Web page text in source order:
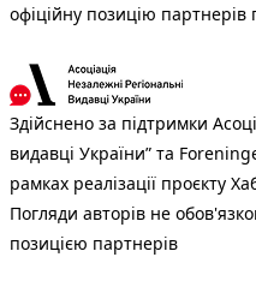
офіційну позицію партнерів
Здійснено за підтримки
видавці України” та
рамках реалізації проєкту
Погляди авторів не
позицією партнерів